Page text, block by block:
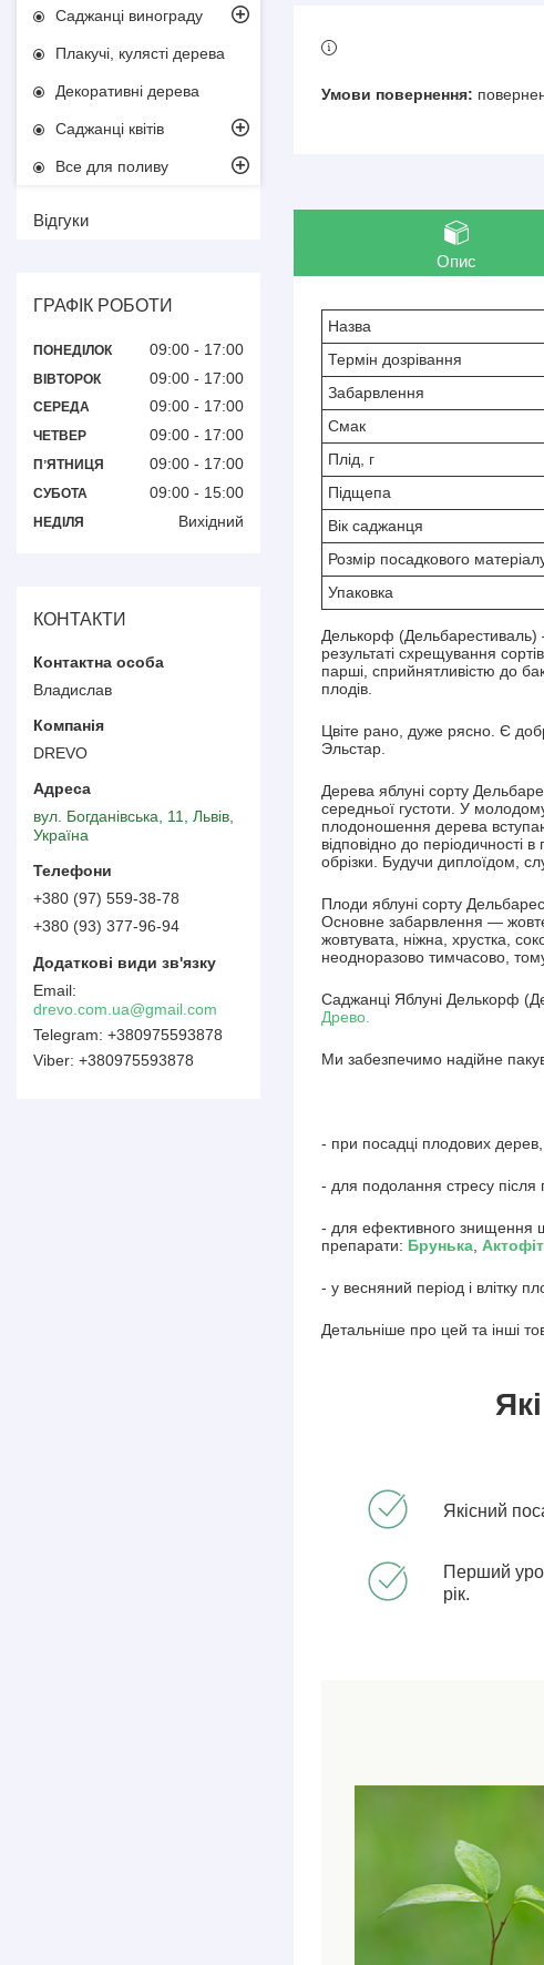
Опис
Назва
Термін дозрівання
Забарвлення
Смак
Плід, г
Підщепа
Вік саджанця
Розмір посадкового
Упаковка
Делькорф (Дельбарестиваль)
результаті схрещування
парші, сприйнятливістю до
плодів.
Цвіте рано, дуже рясно. Є
Эльстар.
Дерева яблуні сорту
середньої густоти. У
плодоношення дерева
відповідно до
обрізки. Будучи диплоїдом,
Плоди яблуні сорту
Основне забарвлення —
жовтувата, ніжна, хрустка,
неодноразово тимчасово,
Саджанці Яблуні Делькорф
Древо.
Ми забезпечимо надійне
- при посадці плодових дерев,
- для подолання стресу після
- для ефективного знищення
препарати: Брунька, Актофіт
- у весняний період і влітку
Детальніше про цей та інші
Якісний
Перший
рік.
Саджанці винограду
Плакучі, кулясті дерева
Декоративні дерева
Саджанці квітів
Все для поливу
Відгуки
ГРАФІК РОБОТИ
ПОНЕДІЛОК 09:00 17:00
ВІВТОРОК 09:00 17:00
СЕРЕДА 09:00 17:00
ЧЕТВЕР 09:00 17:00
ПʼЯТНИЦЯ 09:00 17:00
СУБОТА 09:00 15:00
НЕДІЛЯ Вихідний
КОНТАКТИ
Владислав
DREVO
вул. Богданівська, 11, Львів,
Україна
+380 (97) 559-38-78
+380 (93) 377-96-94
drevo.com.ua@gmail.com
+380975593878
+380975593878